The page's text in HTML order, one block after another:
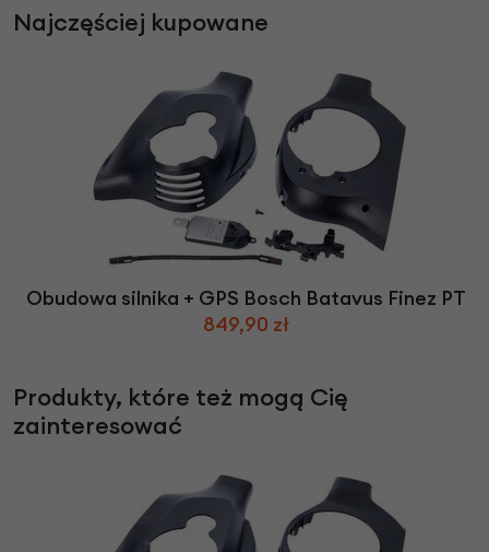
Najczęściej kupowane
Obudowa silnika + GPS Bosch Batavus Finez PT
849,90 zł
Produkty, które też mogą Cię
zainteresować